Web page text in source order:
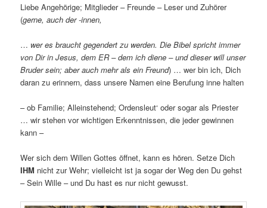
Liebe Angehörige; Mitglieder – Freunde – Leser und Zuhörer
(gerne, auch der -innen,
… wer es braucht gegendert zu werden. Die Bibel spricht immer
von Dir in Jesus, dem ER – dem ich diene – und dieser will unser
Bruder sein; aber auch mehr als ein Freund) … wer bin ich, Dich
daran zu erinnern, dass unsere Namen eine Berufung inne halten
– ob Familie; Alleinstehend; Ordensleut‘ oder sogar als Priester
… wir stehen vor wichtigen Erkenntnissen, die jeder gewinnen
kann –
Wer sich dem Willen Gottes öffnet, kann es hören. Setze Dich
IHM nicht zur Wehr; vielleicht ist ja sogar der Weg den Du gehst
– Sein Wille – und Du hast es nur nicht gewusst.